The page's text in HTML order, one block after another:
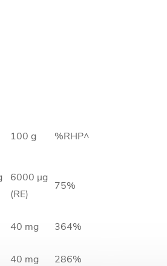
100 g %RHP^
6000 μg
(RE)
75%
40 mg 364%
40 mg 286%